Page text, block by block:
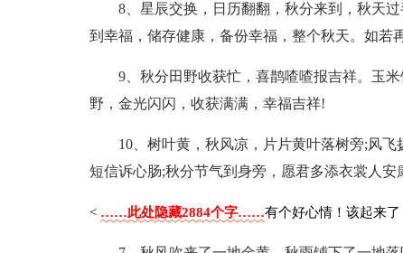
8、星辰交换，日历翻翻，秋分来到，秋天
到幸福，储存健康，备份幸福，整个秋天。如若
9、秋分田野收获忙，喜鹊喳喳报吉祥。玉
野，金光闪闪，收获满满，幸福吉祥!
10、树叶黄，秋风凉，片片黄叶落树旁;风
短信诉心肠;秋分节气到身旁，愿君多添衣裳人安
< ……此处隐藏2884个字……有个好心情！该起来